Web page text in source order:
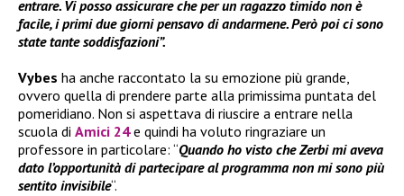
entrare. Vi posso assicurare che per un ragazzo timido non è
facile, i primi due giorni pensavo di andarmene. Però poi ci sono
state tante soddisfazioni”.
Vybes ha anche raccontato la su emozione più grande,
ovvero quella di prendere parte alla primissima puntata del
pomeridiano. Non si aspettava di riuscire a entrare nella
scuola di Amici 24e quindi ha voluto ringraziare un
professore in particolare: “Quando ho visto che Zerbi mi aveva
dato l’opportunità di partecipare al programma non mi sono più
sentito invisibile“.